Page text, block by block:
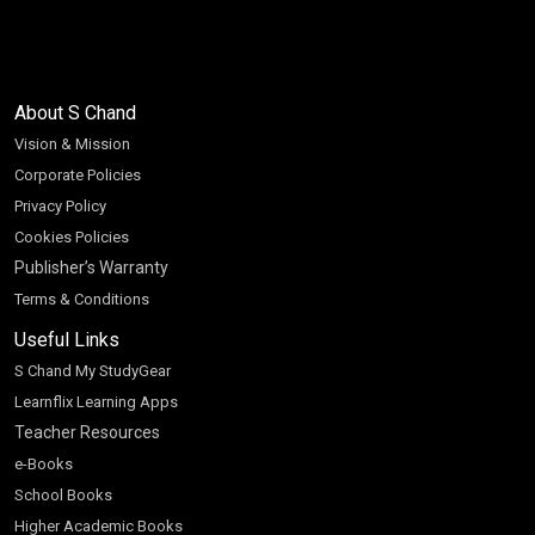
About S Chand
Vision & Mission
Corporate Policies
Privacy Policy
Cookies Policies
Publisher’s Warranty
Terms & Conditions
Useful Links
S Chand My StudyGear
Learnflix Learning Apps
Teacher Resources
e-Books
School Books
Higher Academic Books